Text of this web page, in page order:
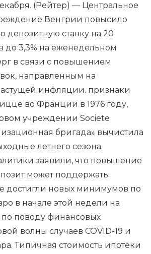
(Рейтер) — Центральное
Венгрии повысило
депозитную ставку на 20
до 3,3% на еженедельном
в связи с повышением
направленным на
инфляции. признаки
во Франции в 1976 году,
учреждении Societe
бригада» вычистила
летнего сезона.
заявили, что повышение
может поддержать
достигли новых минимумов по
в начале этой недели на
поводу финансовых
волны случаев COVID-19 и
Типичная стоимость ипотеки